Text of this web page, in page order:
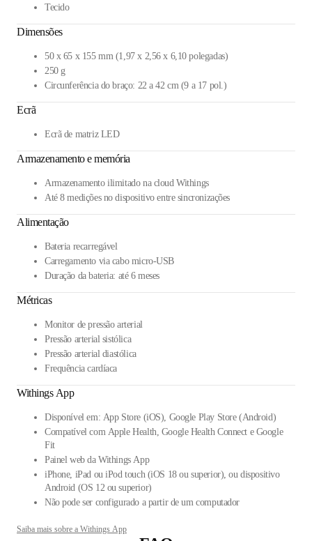
Tecido
Dimensões
50 x 65 x 155 mm (1,97 x 2,56 x 6,10 polegadas)
250 g
Circunferência do braço: 22 a 42 cm (9 a 17 pol.)
Ecrã
Ecrã de matriz LED
Armazenamento e memória
Armazenamento ilimitado na cloud Withings
Até 8 medições no dispositivo entre sincronizações
Alimentação
Bateria recarregável
Carregamento via cabo micro-USB
Duração da bateria: até 6 meses
Métricas
Monitor de pressão arterial
Pressão arterial sistólica
Pressão arterial diastólica
Frequência cardíaca
Withings App
Disponível em: App Store (iOS), Google Play Store (Android)
Compatível com Apple Health, Google Health Connect e Google
Fit
Painel web da Withings App
iPhone, iPad ou iPod touch (iOS 18 ou superior), ou dispositivo
Android (OS 12 ou superior)
Não pode ser configurado a partir de um computador
Saiba mais sobre a Withings App